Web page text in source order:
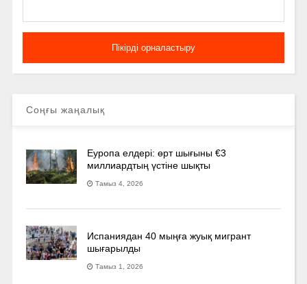
Соңғы жаңалық
Еуропа елдері: өрт шығыны €3
миллиардтың үстіне шықты
Тамыз 4, 2026
Испаниядан 40 мыңға жуық мигрант
шығарылды
Тамыз 1, 2026